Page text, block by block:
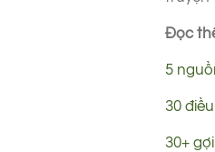
Đọc
5
30
30+